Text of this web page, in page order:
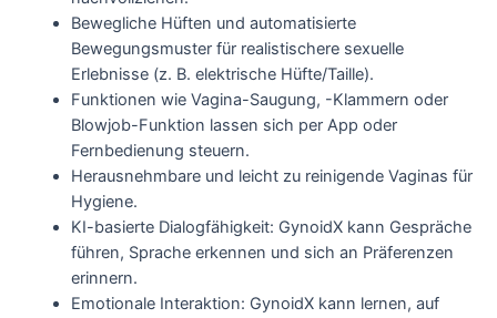
Bewegliche Hüften und automatisierte
Bewegungsmuster für realistischere sexuelle
Erlebnisse (z. B. elektrische Hüfte/Taille).
Funktionen wie Vagina-Saugung, -Klammern oder
Blowjob-Funktion lassen sich per App oder
Fernbedienung steuern.
Herausnehmbare und leicht zu reinigende Vaginas für
Hygiene.
KI-basierte Dialogfähigkeit: GynoidX kann Gespräche
führen, Sprache erkennen und sich an Präferenzen
erinnern.
Emotionale Interaktion: GynoidX kann lernen, auf